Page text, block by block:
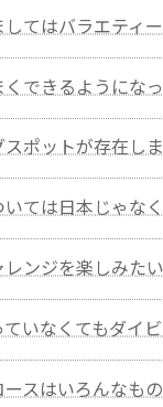
てはバラエティ
できるようになっ
ポットが存在しま
ては日本じゃな
ンジを楽しみた
いなくてもダイ
スはいろんなも